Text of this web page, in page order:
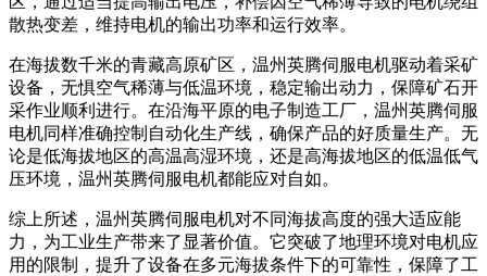
散热变差，维持电机的输出功率和运行效率。
在海拔数千米的青藏高原矿区，温州英腾伺服电机驱动着采矿
设备，无惧空气稀薄与低温环境，稳定输出动力，保障矿石开
采作业顺利进行。在沿海平原的电子制造工厂，温州英腾伺服
电机同样准确控制自动化生产线，确保产品的好质量生产。无
论是低海拔地区的高温高湿环境，还是高海拔地区的低温低气
压环境，温州英腾伺服电机都能应对自如。
综上所述，温州英腾伺服电机对不同海拔高度的强大适应能
力，为工业生产带来了显著价值。它突破了地理环境对电机应
用的限制，提升了设备在多元海拔条件下的可靠性，保障了工